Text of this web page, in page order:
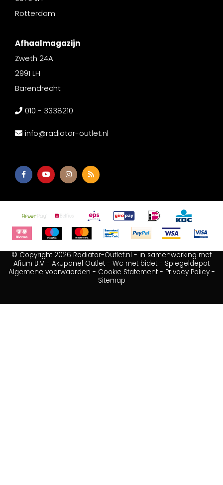
Rotterdam
Afhaalmagazijn
Zweth 24A
2991 LH
Barendrecht
010 - 3338210
info@radiator-outlet.nl
© Copyright 2026 Radiator-Outlet.nl - in samenwerking met
Afium B.V - Akupanel Outlet - Wc met bidet - Spiegeldepot
Algemene voorwaarden - Cookie Statement- Privacy Policy-
Sitemap